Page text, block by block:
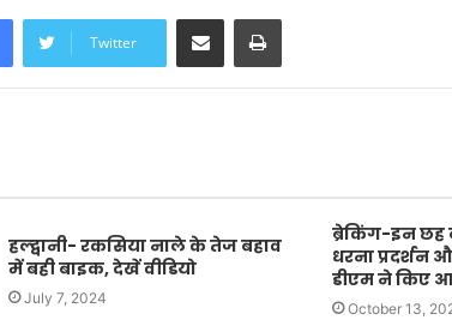
Twitter
Share via Email Print
हल्द्वानी- रकसिया नाले के तेज बहाव
में बही बाइक, देखें वीडियो
July 7, 2024
ब्रेकिंग-इन छह
धरना प्रदर्शन
डीएम ने किए
October 13,